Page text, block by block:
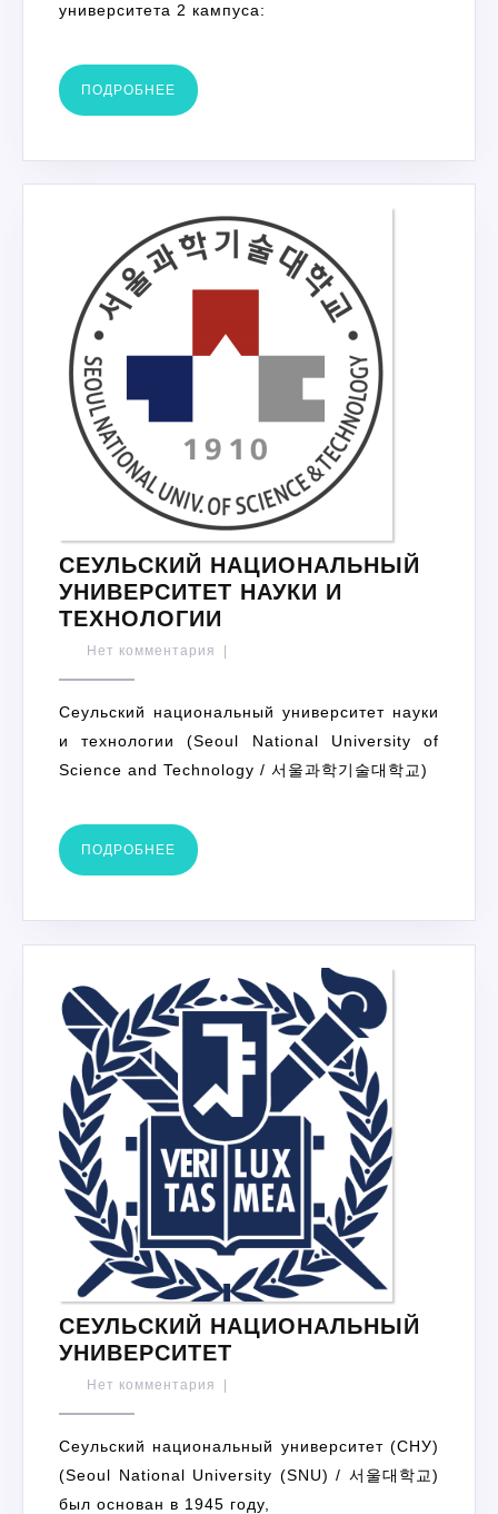
университета 2 кампуса:
ПОДРОБНЕЕ ПОДРОБНЕЕ
СЕУЛЬСКИЙ НАЦИОНАЛЬНЫЙ
УНИВЕРСИТЕТ НАУКИ И
ТЕХНОЛОГИИ
НАЦИОНАЛЬНЫЙ
И
ТЕХНОЛОГИИ
Нет комментария
Сеульский национальный университет науки
и технологии (Seoul National University of
Science and Technology / 서울과학기술대학교)
ПОДРОБНЕЕ ПОДРОБНЕЕ
СЕУЛЬСКИЙ НАЦИОНАЛЬНЫЙ
УНИВЕРСИТЕТ
Нет комментария |
Сеульский национальный университет (СНУ)
(Seoul National University (SNU) / 서울대학교)
был основан в 1945 году,